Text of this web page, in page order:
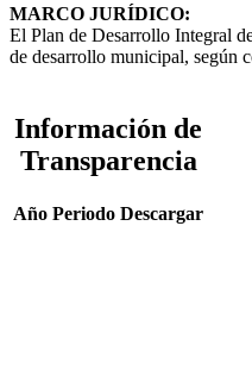
MARCO JURÍDICO:
El Plan de Desarrollo Integral
de desarrollo municipal, según
Información de
Transparencia
Año Periodo Descargar